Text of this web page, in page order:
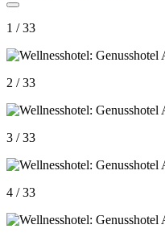
1 / 33
2 / 33
3 / 33
4 / 33